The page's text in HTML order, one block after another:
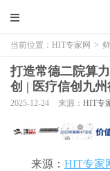
当前位置： HIT专家网 >
打造常德二院算
创 | 医疗信创九州
2025-12-24 来源： HIT专
来源： HIT专家